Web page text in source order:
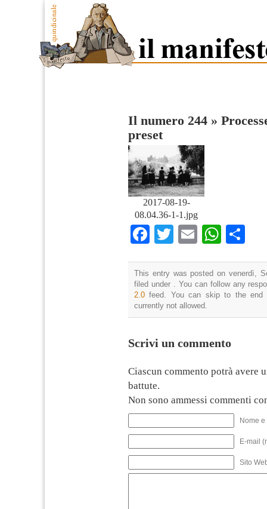
Il numero 244 »
preset
2017-08-19-
08.04.36-1-1.jpg
Facebook
Twitter
Email
This entry was posted on venerdì,
filed under . You can follow any
2.0 feed. You can skip to the end
currently not allowed.
Scrivi un commento
Ciascun commento potrà avere
battute.
Non sono ammessi commenti
Nome
E-mail
Sito